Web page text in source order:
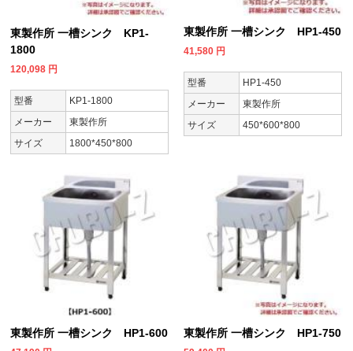
東製作所 一槽シンク KP1-
1800
120,098 円
型番
KP1-1800
メーカー
東製作所
サイズ
1800*450*800
東製作所 一槽シンク HP1-450
41,580 円
型番
HP1-450
メーカー
東製作所
サイズ
450*600*800
東製作所 一槽シンク HP1-600 東製作所 一槽シンク HP1-750